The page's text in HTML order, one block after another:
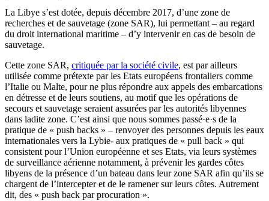
La Libye s’est dotée, depuis décembre 2017, d’une zone de
recherches et de sauvetage (zone SAR), lui permettant – au regard
du droit international maritime – d’y intervenir en cas de besoin de
sauvetage.
Cette zone SAR, critiquée par la société civile, est par ailleurs
utilisée comme prétexte par les Etats européens frontaliers comme
l’Italie ou Malte, pour ne plus répondre aux appels des embarcations
en détresse et de leurs soutiens, au motif que les opérations de
secours et sauvetage seraient assurées par les autorités libyennes
dans ladite zone. C’est ainsi que nous sommes passé·e·s de la
pratique de « push backs » – renvoyer des personnes depuis les eaux
internationales vers la Lybie- aux pratiques de « pull back » qui
consistent pour l’Union européenne et ses Etats, via leurs systèmes
de surveillance aérienne notamment, à prévenir les gardes côtes
libyens de la présence d’un bateau dans leur zone SAR afin qu’ils se
chargent de l’intercepter et de le ramener sur leurs côtes. Autrement
dit, des « push back par procuration ».